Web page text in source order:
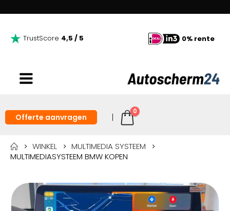
TrustScore 4,5 / 5 0% rente
Offerte aanvragen
0
WINKEL
MULTIMEDIA SYSTEEM
MULTIMEDIASYSTEEM BMW KOPEN